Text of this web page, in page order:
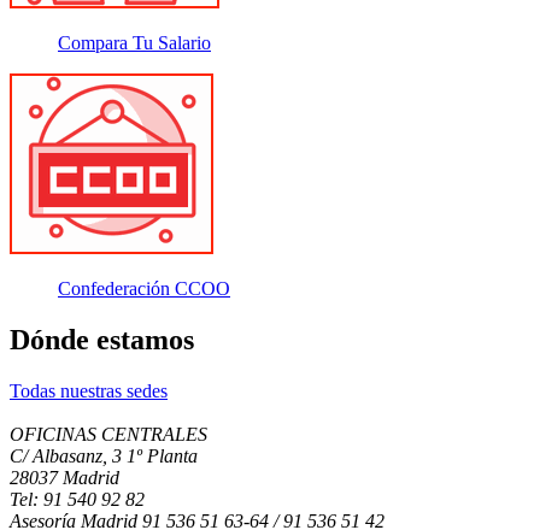
Compara Tu Salario
Confederación CCOO
Dónde estamos
Todas nuestras sedes
OFICINAS CENTRALES
C/ Albasanz, 3 1º Planta
28037 Madrid
Tel: 91 540 92 82
Asesoría Madrid 91 536 51 63-64 / 91 536 51 42